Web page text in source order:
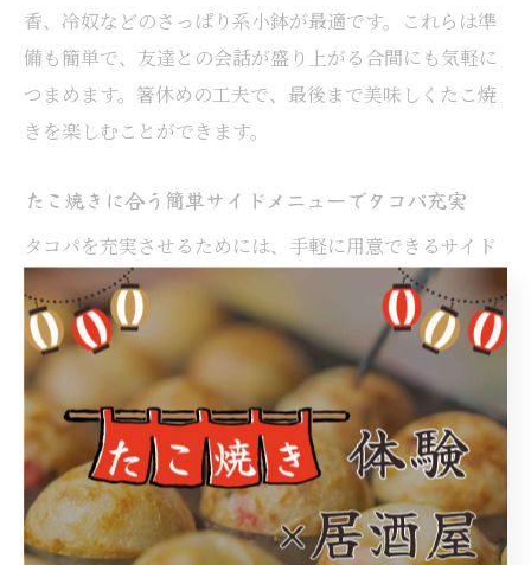
香、冷奴などのさっぱり系小鉢が最適です。これらは準
備も簡単で、友達との会話が盛り上がる合間にも気軽に
つまめます。箸休めの工夫で、最後まで美味しくたこ焼
きを楽しむことができます。
たこ焼きに合う簡単サイドメニューでタコパ充実
タコパを充実させるためには、手軽に用意できるサイド
メニューが役立ちます。理由は、調理の手間を省きつ
つ、たこ焼きとの相性を意識した一品を加えることで、
全体のバランスが整うからです。例えば、市販のポテト
サラダやチーズ盛り合わせ、簡単なおつまみ系が人気で
す。実際に、これらを取り入れることで準備負担が減
り、友達と一緒にたこ焼き作りに集中できます。時短か
つ美味しいサイドメニューで、タコパの満足度を高めま
しょう。